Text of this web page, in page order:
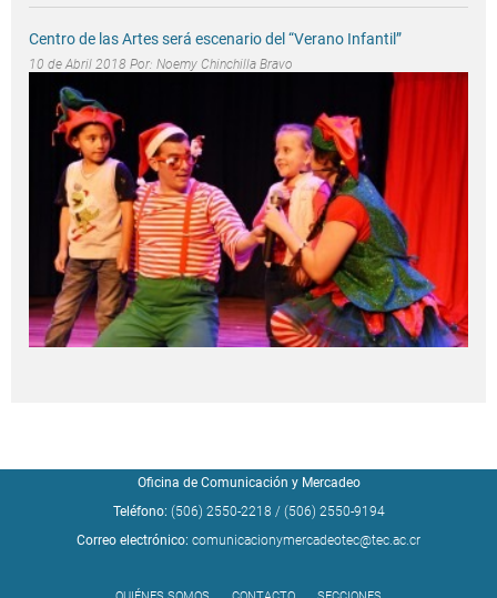
Centro de las Artes será escenario del “Verano Infantil”
10 de Abril 2018 Por: Noemy Chinchilla Bravo
Oficina de Comunicación y Mercadeo
Teléfono: (506) 2550-2218 / (506) 2550-9194
Correo electrónico: comunicacionymercadeotec@tec.ac.cr